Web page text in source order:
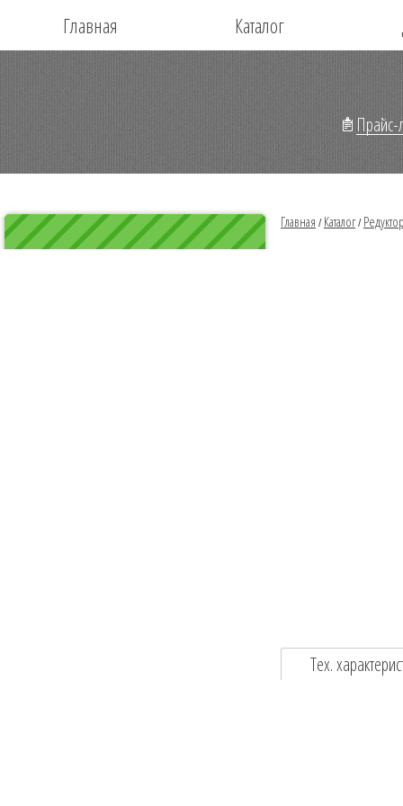
Главная Каталог
Прайс-
Главная / Каталог/
Тех.